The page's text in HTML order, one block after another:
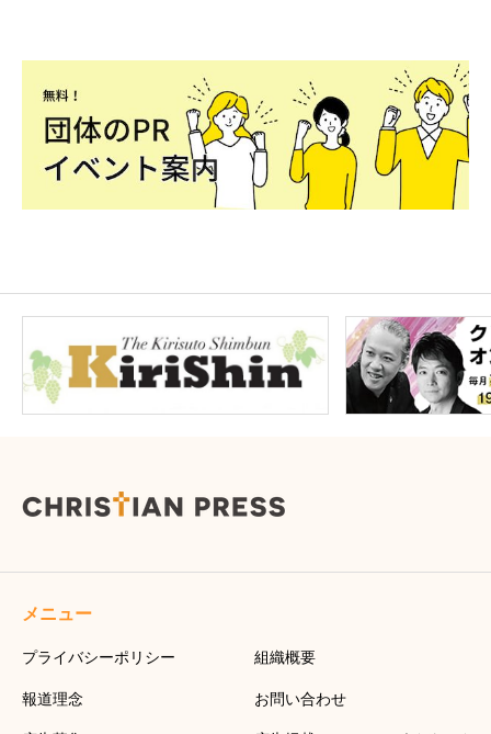
メニュー
プライバシーポリシー 組織概要
報道理念 お問い合わせ